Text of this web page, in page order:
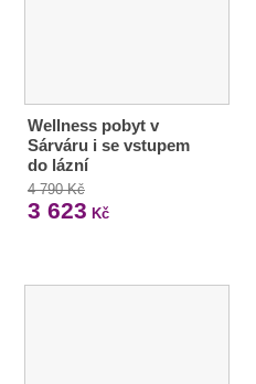
Wellness pobyt v
Sárváru i se vstupem
do lázní
4 790 Kč
3 623 Kč